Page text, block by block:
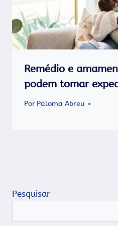
Remédio e
podem tomar
Por Paloma Abreu
Pesquisar